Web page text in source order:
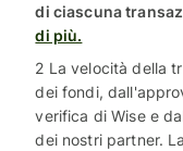
di ciascuna
di più.
2 La velocità della
dei fondi,
verifica di Wise e
dei nostri partner.